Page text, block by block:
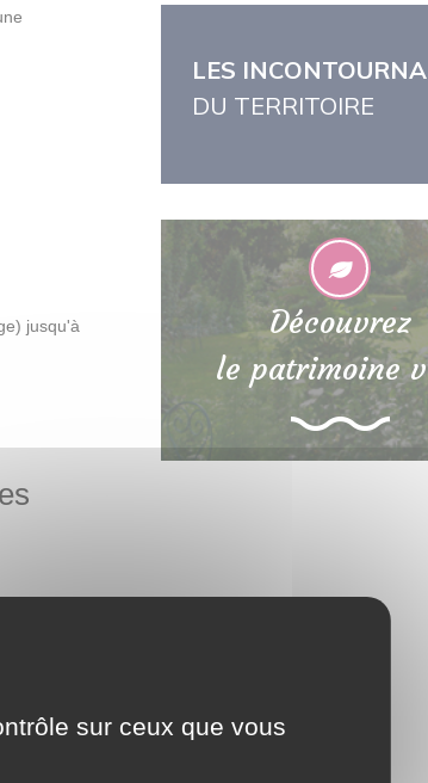
LES
DU TERRITOIRE
Découvrez
le patrimoine
sur ceux que vous